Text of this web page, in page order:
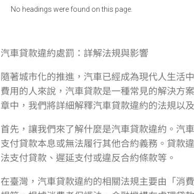
No headings were found on this page.
汽車貸款違約處罰：詳解法規與影響
隨著城市化的推進，汽車已經成為現代人生活
費用的人來說，汽車貸款是一種常見的解決方
章中，我們將詳細解釋汽車貸款違約的法規以
首先，讓我們來了解什麼是汽車貸款違約。汽
支付貸款本息或無法履行其他合約義務。貸款
法支付貸款、遲延支付或違反合約條款等。
在臺灣，汽車貸款違約的相關法規主要由「消